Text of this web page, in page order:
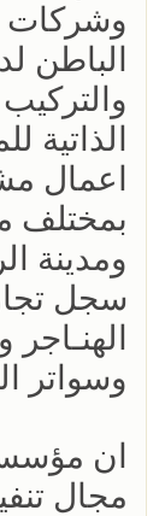
وشركات
الباطن
اعمال
بمختلف
ومدينة
سجل
وسواتر
ان
مجال